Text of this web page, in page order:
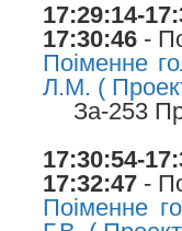
17:29:14-
17:30:46 -
Поіменне
Л.М. (
За-253
17:30:54-
17:32:47 -
Поіменне